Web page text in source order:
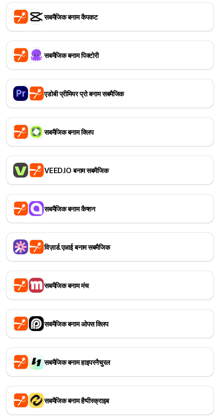
सबमैजिक बनाम कैपकट
सबमैजिक बनाम पिक्टोरी
एडोबी प्रीमियर प्रो बनाम सबमैजिक
सबमैजिक बनाम क्लिप
VEED.IO बनाम सबमैजिक
सबमैजिक बनाम कैप्शन
विज़ार्ड.एआई बनाम सबमैजिक
सबमैजिक बनाम मंच
सबमैजिक बनाम ओपस क्लिप
सबमैजिक बनाम हाइपरनैचुरल
सबमैजिक बनाम हैप्पीस्क्राइब